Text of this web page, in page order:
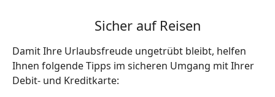
Sicher auf Reisen
Damit Ihre Urlaubsfreude ungetrübt bleibt, helfen
Ihnen folgende Tipps im sicheren Umgang mit Ihrer
Debit- und Kreditkarte: